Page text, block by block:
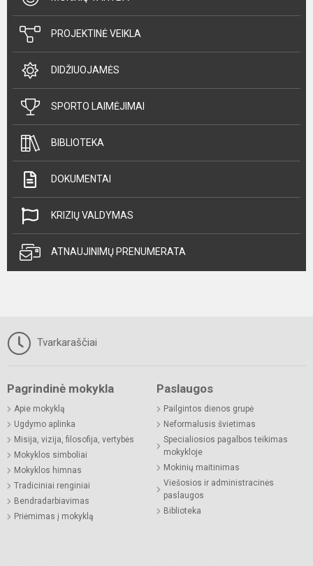
PROJEKTINĖ VEIKLA
DIDŽIUOJAMĖS
SPORTO LAIMĖJIMAI
BIBLIOTEKA
DOKUMENTAI
KRIZIŲ VALDYMAS
ATNAUJINIMŲ PRENUMERATA
Tvarkaraščiai
Pagrindinė mokykla
Apie mokyklą
Ugdymo aplinka
Misija, vizija, filosofija, vertybės
Mokyklos simboliai
Mokyklos himnas
Tradiciniai renginiai
Bendradarbiavimas
Priėmimas į mokyklą
Paslaugos
Pailgintos dienos grupė
Neformalusis švietimas
Specialiosios pagalbos teikimas
mokykloje
Mokinių maitinimas
Viešosios ir administracinės
paslaugos
Biblioteka